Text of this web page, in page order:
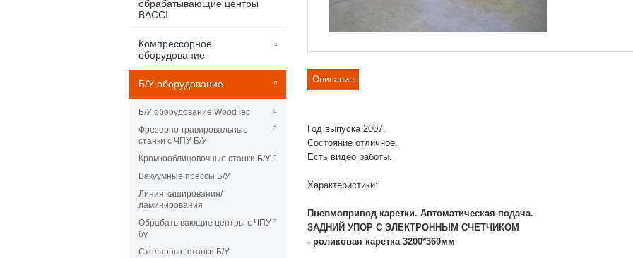
обрабатывающие центры
BACCI
Компрессорное
оборудование
Б/У оборудование
Б/У оборудование WoodTec
Фрезерно-гравировальные
станки с ЧПУ Б/У
Кромкооблицовочные станки Б/У
Вакуумные прессы Б/У
Линия каширования/
ламинирования
Обрабатывающие центры с ЧПУ
бу
Столярные станки Б/У
Описание
Год выпуска 2007.
Состояние отличное.
Есть видео работы.
Характеристики:
Пневмопривод каретки. Автоматическая подача.
ЗАДНИЙ УПОР С ЭЛЕКТРОННЫМ СЧЕТЧИКОМ
- роликовая каретка 3200*360мм